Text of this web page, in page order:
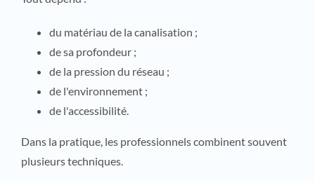
du matériau de la canalisation ;
de sa profondeur ;
de la pression du réseau ;
de l'environnement ;
de l'accessibilité.
Dans la pratique, les professionnels combinent souvent
plusieurs techniques.